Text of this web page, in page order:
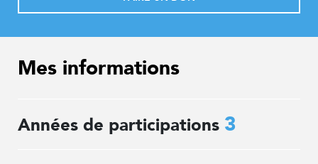
Mes informations
Années de participations 3